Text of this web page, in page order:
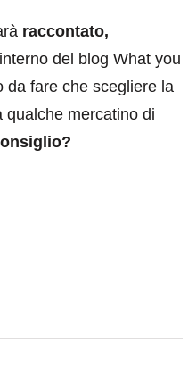
raccontato,
del blog What you
da fare che scegliere la
qualche mercatino di